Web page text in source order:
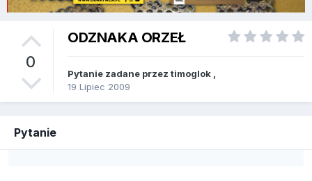
0
ODZNAKA ORZEŁ
Pytanie zadane przez timoglok
19 Lipiec 2009
Pytanie